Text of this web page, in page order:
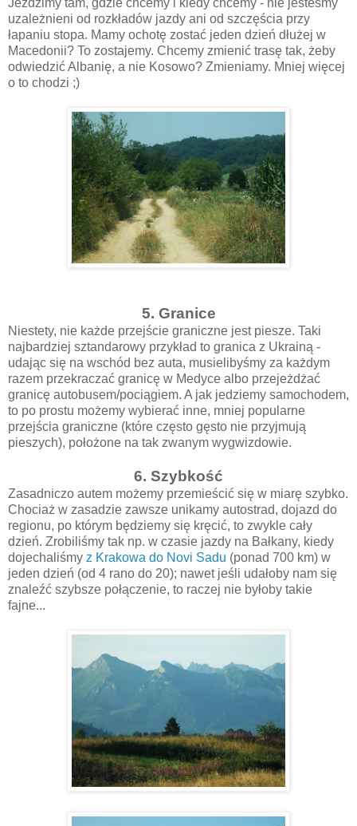
Jeździmy tam, gdzie chcemy i kiedy chcemy - nie jesteśmy
uzależnieni od rozkładów jazdy ani od szczęścia przy
łapaniu stopa. Mamy ochotę zostać jeden dzień dłużej w
Macedonii? To zostajemy. Chcemy zmienić trasę tak, żeby
odwiedzić Albanię, a nie Kosowo? Zmieniamy. Mniej więcej
o to chodzi ;)
5. Granice
Niestety, nie każde przejście graniczne jest piesze. Taki
najbardziej sztandarowy przykład to granica z Ukrainą -
udając się na wschód bez auta, musielibyśmy za każdym
razem przekraczać granicę w Medyce albo przejeżdżać
granicę autobusem/pociągiem. A jak jedziemy samochodem,
to po prostu możemy wybierać inne, mniej popularne
przejścia graniczne (które często gęsto nie przyjmują
pieszych), położone na tak zwanym wygwizdowie.
6. Szybkość
Zasadniczo autem możemy przemieścić się w miarę szybko.
Chociaż w zasadzie zawsze unikamy autostrad, dojazd do
regionu, po którym będziemy się kręcić, to zwykle cały
dzień. Zrobiliśmy tak np. w czasie jazdy na Bałkany, kiedy
dojechaliśmy z Krakowa do Novi Sadu (ponad 700 km) w
jeden dzień (od 4 rano do 20); nawet jeśli udałoby nam się
znaleźć szybsze połączenie, to raczej nie byłoby takie
fajne...